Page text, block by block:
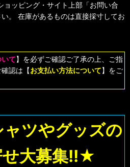
ッピング・サイト上部「お問い合
。 在庫があるものは直接採寸してお
て】を必ずご確認ご了承の上、ご指
認は【お支払い方法について】をご
ツやグッズの
せ大募集!!★